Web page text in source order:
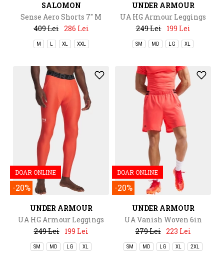
SALOMON
Sense Aero Shorts 7" M
409 Lei 286 Lei
M XL XXL
UNDER ARMOUR
UA HG Armour Leggings
249 Lei
199 Lei
SM MD LG XL
DOAR ONLINE
-20%
UNDER ARMOUR
UA HG Armour Leggings
249 Lei
199 Lei
SM MD LG XL
DOAR ONLINE
-20%
UNDER ARMOUR
UA Vanish Woven 6in
Shorts
279 Lei 223 Lei
SM MD LG XL 2XL